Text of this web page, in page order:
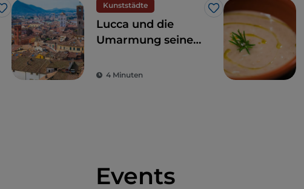
Like
Kunststädte
Like
Lucca und die
Umarmung seiner
4 Minuten
Events